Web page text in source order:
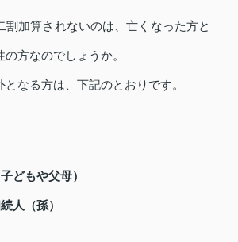
割加算されないのは、亡くなった方と
方なのでしょうか。
なる方は、下記のとおりです。
どもや父母）
人（孫）